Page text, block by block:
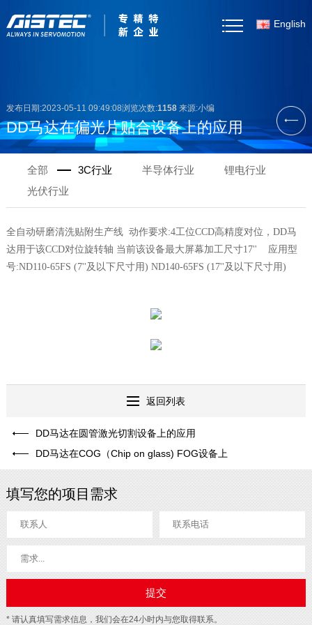
English
产品中心
客户案例
新闻资讯
产品选型
资料下载
发布日期:2023-05-11 09:49:08浏览次数:1158 来源:小编
DD马达在偏光片贴合设备上的应用
全部 3C行业 半导体行业
锂电行业
光伏行业
全自动研磨清洗贴附生产线 动作要求:4工位CCD高精度对位， DD马
达用于该CCD对位旋转轴 当前该设备最大屏幕加工尺寸17'' 应用型
号:ND110-65FS (7''及以下尺寸用) ND140-65FS (17''及以下尺寸用)
返回列表
DD马达在圆管激光切割设备上的应用
DD马达在COG（Chip on glass) FOG设备上
填写您的项目需求
* 请认真填写需求信息，我们会在24小时内与您取得联系。